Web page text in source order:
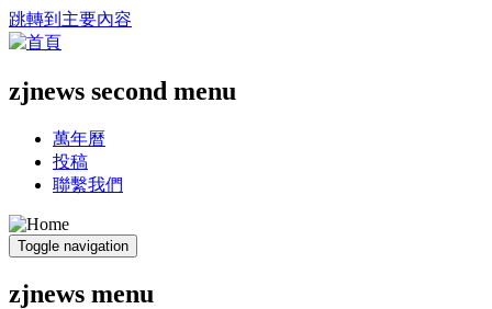
跳轉到主要內容
zjnews second menu
萬年曆
投稿
聯繫我們
Toggle navigation
zjnews menu